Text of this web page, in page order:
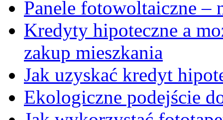
Panele fotowoltaiczne –
Kredyty hipoteczne a
zakup mieszkania
Jak uzyskać kredyt
Ekologiczne podejście